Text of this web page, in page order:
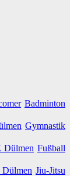
Badminton
Gymnastik
Fußball
Jiu-Jitsu